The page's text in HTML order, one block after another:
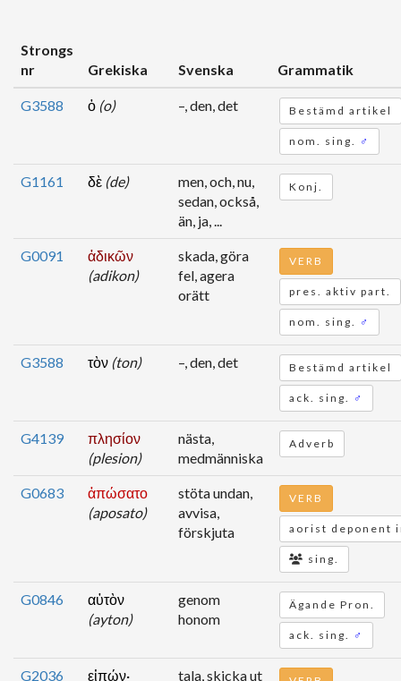
Strongs
nr
Grekiska Svenska Grammatik
G3588 ὁ (o) –, den, det Bestämd artikel
nom. sing. ♂
G1161 δὲ (de)
men, och, nu,
sedan, också,
än, ja, ...
Konj.
G0091
ἀδικῶν
(adikon)
skada, göra
fel, agera
orätt
VERB
pres. aktiv part.
nom. sing. ♂
G3588 τὸν (ton) –, den, det Bestämd artikel
ack. sing. ♂
G4139
πλησίον
(plesion)
nästa,
medmänniska
Adverb
G0683
ἀπώσατο
(aposato)
stöta undan,
avvisa,
förskjuta
VERB
aorist deponent
sing.
G0846
αὐτὸν
(ayton)
genom
honom
Ägande Pron.
ack. sing. ♂
G2036 εἰπών· tala, skicka ut